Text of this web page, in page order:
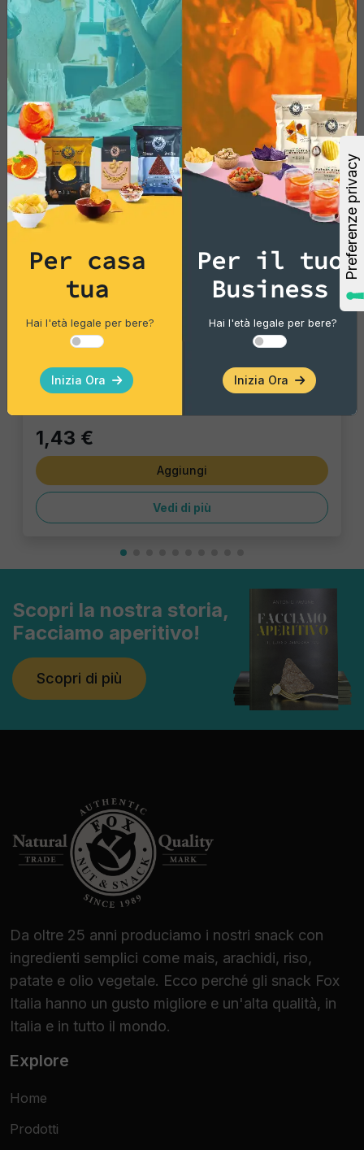
Vintage Potatoes
Sale marino
Pacco Singolo - 40 Gr
1,43 €
Aggiungi
Vedi di più
Scopri la nostra storia,
Facciamo aperitivo!
Scopri di più
Da oltre 25 anni produciamo i nostri snack con
ingredienti semplici come mais, arachidi, riso,
patate e olio vegetale. Ecco perché gli snack Fox
Italia hanno un gusto migliore e un'alta qualità, in
Italia e in tutto il mondo.
Explore
Home
Prodotti
Per casa
tua
Hai l'età legale per bere?
Inizia Ora
Per il tuo
Business
Hai l'età legale per bere?
Inizia Ora